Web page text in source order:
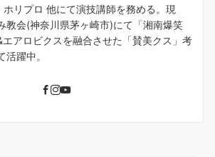
リプロ 他にて演技講師を務める。現
教会(神奈川県茅ヶ崎市)にて「湘南爆笑
アロビクスを融合させた「賛美クス」考
躍中。